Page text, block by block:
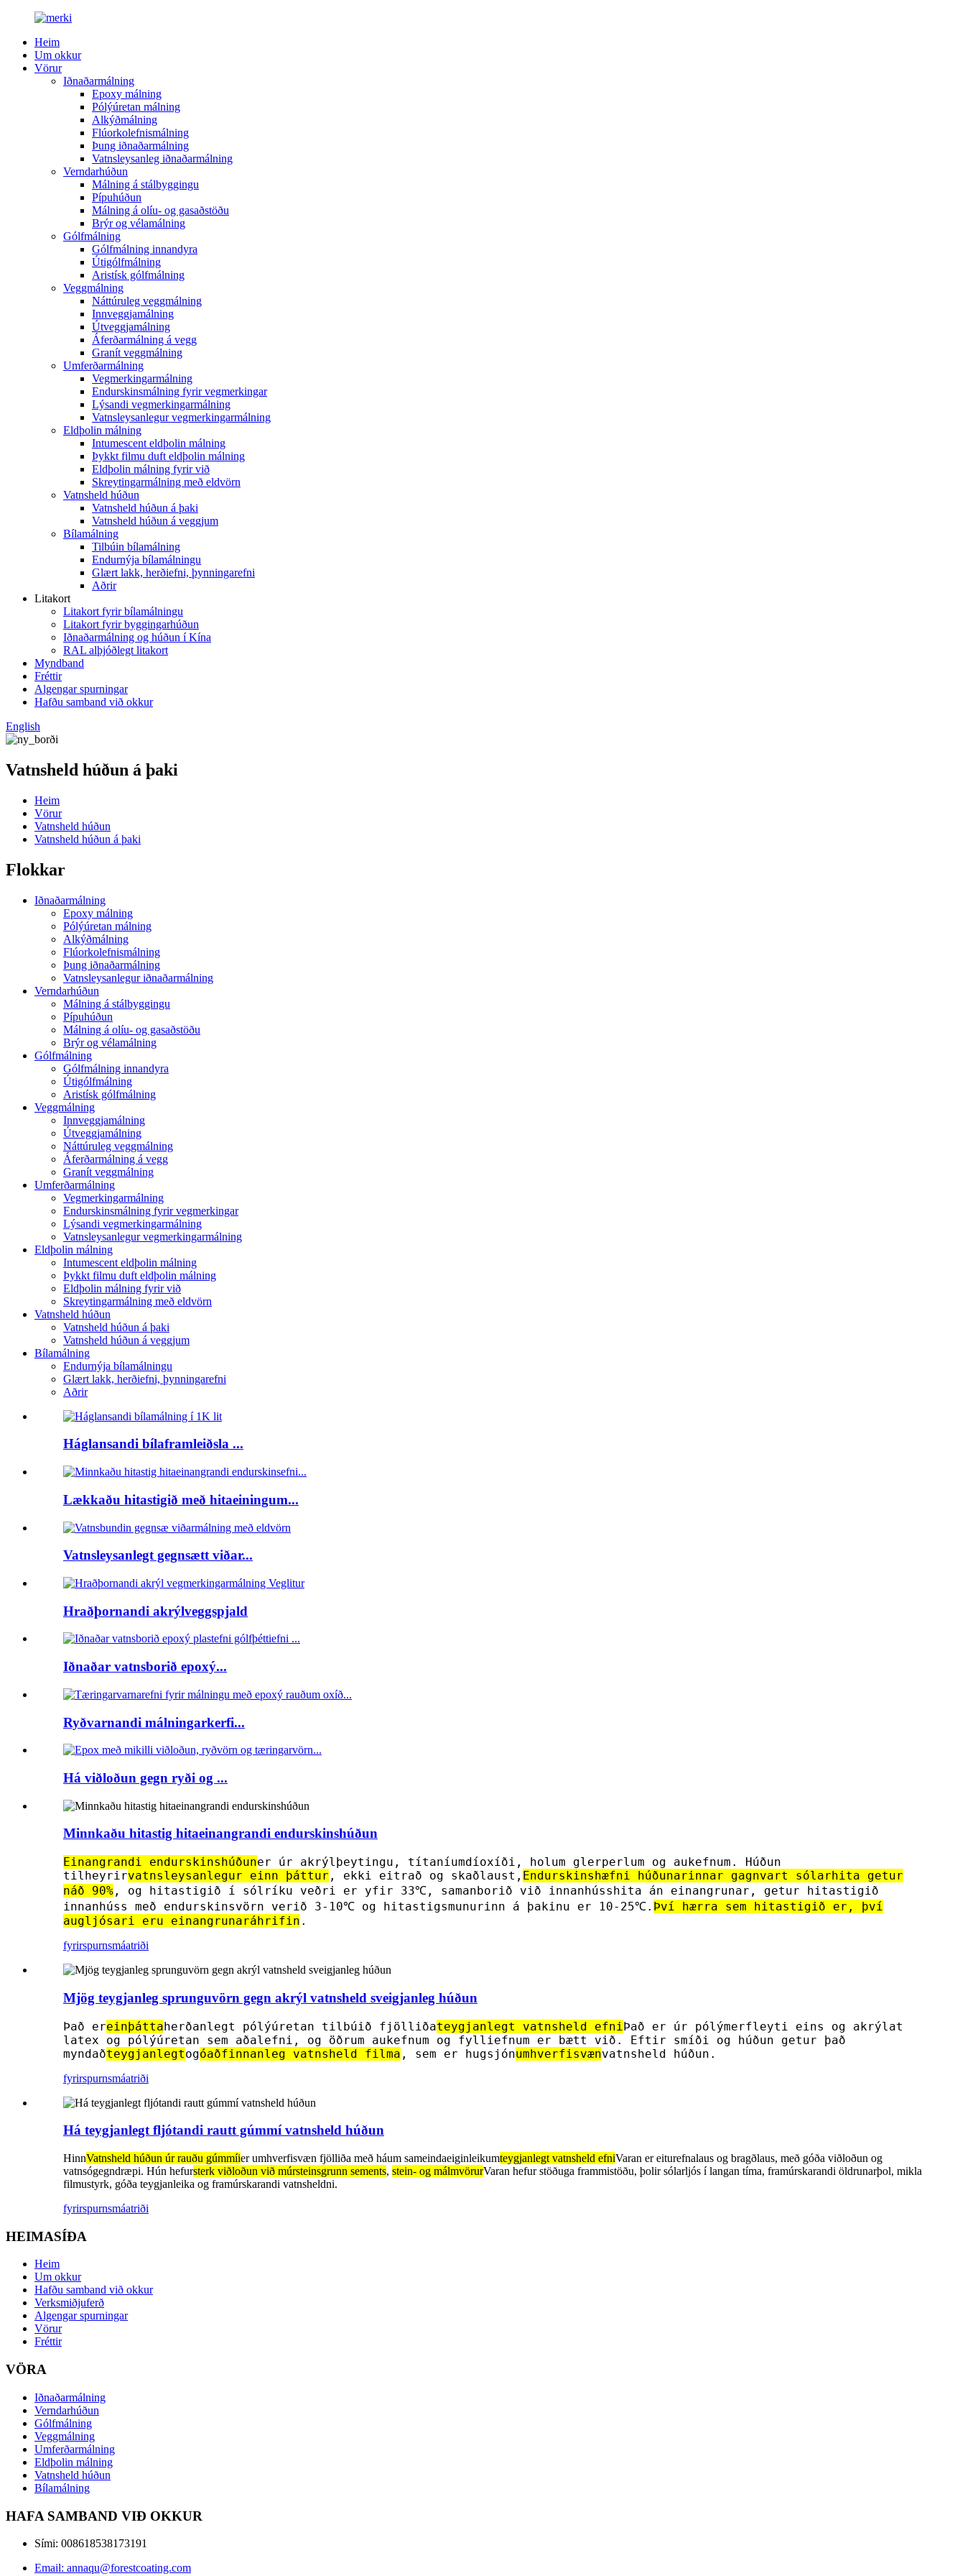
Heim
Um okkur
Vörur
Iðnaðarmálning
Epoxy málning
Pólýúretan málning
Alkýðmálning
Flúorkolefnismálning
Þung iðnaðarmálning
Vatnsleysanleg iðnaðarmálning
Verndarhúðun
Málning á stálbyggingu
Pípuhúðun
Málning á olíu- og gasaðstöðu
Brýr og vélamálning
Gólfmálning
Gólfmálning innandyra
Útigólfmálning
Aristísk gólfmálning
Veggmálning
Náttúruleg veggmálning
Innveggjamálning
Útveggjamálning
Áferðarmálning á vegg
Granít veggmálning
Umferðarmálning
Vegmerkingarmálning
Endurskinsmálning fyrir vegmerkingar
Lýsandi vegmerkingarmálning
Vatnsleysanlegur vegmerkingarmálning
Eldþolin málning
Intumescent eldþolin málning
Þykkt filmu duft eldþolin málning
Eldþolin málning fyrir við
Skreytingarmálning með eldvörn
Vatnsheld húðun
Vatnsheld húðun á þaki
Vatnsheld húðun á veggjum
Bílamálning
Tilbúin bílamálning
Endurnýja bílamálningu
Glært lakk, herðiefni, þynningarefni
Aðrir
Litakort
Litakort fyrir bílamálningu
Litakort fyrir byggingarhúðun
Iðnaðarmálning og húðun í Kína
RAL alþjóðlegt litakort
Myndband
Fréttir
Algengar spurningar
Hafðu samband við okkur
English
Vatnsheld húðun á þaki
Heim
Vörur
Vatnsheld húðun
Vatnsheld húðun á þaki
Flokkar
Iðnaðarmálning
Epoxy málning
Pólýúretan málning
Alkýðmálning
Flúorkolefnismálning
Þung iðnaðarmálning
Vatnsleysanlegur iðnaðarmálning
Verndarhúðun
Málning á stálbyggingu
Pípuhúðun
Málning á olíu- og gasaðstöðu
Brýr og vélamálning
Gólfmálning
Gólfmálning innandyra
Útigólfmálning
Aristísk gólfmálning
Veggmálning
Innveggjamálning
Útveggjamálning
Náttúruleg veggmálning
Áferðarmálning á vegg
Granít veggmálning
Umferðarmálning
Vegmerkingarmálning
Endurskinsmálning fyrir vegmerkingar
Lýsandi vegmerkingarmálning
Vatnsleysanlegur vegmerkingarmálning
Eldþolin málning
Intumescent eldþolin málning
Þykkt filmu duft eldþolin málning
Eldþolin málning fyrir við
Skreytingarmálning með eldvörn
Vatnsheld húðun
Vatnsheld húðun á þaki
Vatnsheld húðun á veggjum
Bílamálning
Endurnýja bílamálningu
Glært lakk, herðiefni, þynningarefni
Aðrir
Háglansandi bílaframleiðsla ...
Lækkaðu hitastigið með hitaeiningum...
Vatnsleysanlegt gegnsætt viðar...
Hraðþornandi akrýlveggspjald
Iðnaðar vatnsborið epoxý...
Ryðvarnandi málningarkerfi...
Há viðloðun gegn ryði og ...
Minnkaðu hitastig hitaeinangrandi endurskinshúðun
Einangrandi endurskinshúðuner úr akrýlþeytingu, títaníumdíoxíði, holum glerperlum og aukefnum. Húðun
tilheyrirvatnsleysanlegur einn þáttur , ekki eitrað og skaðlaust, Endurskinshæfni húðunarinnar gagnvart sólarhita getur
náð 90% , og hitastigið í sólríku veðri er yfir 33℃, samanborið við innanhússhita án einangrunar, getur hitastigið
innanhúss með endurskinsvörn verið 3-10℃ og hitastigsmunurinn á þakinu er 10-25℃. Því hærra sem hitastigið er, því
augljósari eru einangrunaráhrifin .
fyrirspurnsmáatriði
Mjög teygjanleg sprunguvörn gegn akrýl vatnsheld sveigjanleg húðun
Það ereinþáttaherðanlegt pólýúretan tilbúið fjölliðateygjanlegt vatnsheld efni Það er úr pólýmerfleyti eins og akrýlat
latex og pólýúretan sem aðalefni, og öðrum aukefnum og fylliefnum er bætt við. Eftir smíði og húðun getur það
myndaðteygjanlegtogóaðfinnanleg vatnsheld filma , sem er hugsjónumhverfisvænvatnsheld húðun.
fyrirspurnsmáatriði
Há teygjanlegt fljótandi rautt gúmmí vatnsheld húðun
HinnVatnsheld húðun úr rauðu gúmmíier umhverfisvæn fjölliða með háum sameindaeiginleikumteygjanlegt vatnsheld efniVaran er eiturefnalaus og bragðlaus, með góða viðloðun og
vatnsógegndræpi. Hún hefursterk viðloðun við múrsteinsgrunn sements, stein- og málmvörurVaran hefur stöðuga frammistöðu, þolir sólarljós í langan tíma, framúrskarandi öldrunarþol, mikla
filmustyrk, góða teygjanleika og framúrskarandi vatnsheldni.
fyrirspurnsmáatriði
HEIMASÍÐA
Heim
Um okkur
Hafðu samband við okkur
Verksmiðjuferð
Algengar spurningar
Vörur
Fréttir
VÖRA
Iðnaðarmálning
Verndarhúðun
Gólfmálning
Veggmálning
Umferðarmálning
Eldþolin málning
Vatnsheld húðun
Bílamálning
HAFA SAMBAND VIÐ OKKUR
Sími: 008618538173191
Email: annaqu@forestcoating.com